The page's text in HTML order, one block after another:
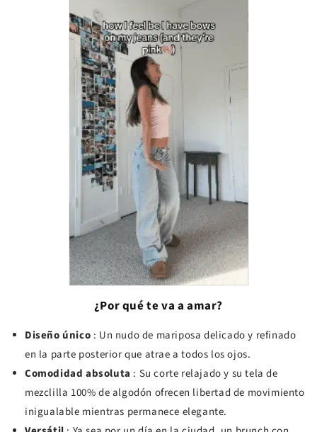
¿Por qué te va a amar?
Diseño único : Un nudo de mariposa delicado y refinado
en la parte posterior que atrae a todos los ojos.
Comodidad absoluta : Su corte relajado y su tela de
mezclilla 100% de algodón ofrecen libertad de movimiento
inigualable mientras permanece elegante.